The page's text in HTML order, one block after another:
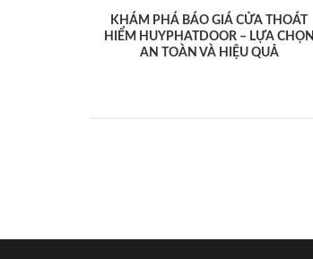
KHÁM PHÁ BÁO GIÁ CỬA THOÁT
HIỂM HUYPHATDOOR – LỰA CHỌN
AN TOÀN VÀ HIỆU QUẢ